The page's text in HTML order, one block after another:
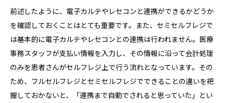
前述したように、電子カルテやレセコンと連携ができるかどうか
を確認しておくことはとても重要です。また、セミセルフレジで
は基本的に電子カルテやレセコンとの連携は行われません。医療
事務スタッフが支払い情報を入力し、その情報に沿って会計処理
のみを患者さんがセルフレジ上で行う流れとなっています。その
ため、フルセルフレジとセミセルフレジでできることの違いを把
握しておかないと、「連携まで自動でされると思っていた」とい